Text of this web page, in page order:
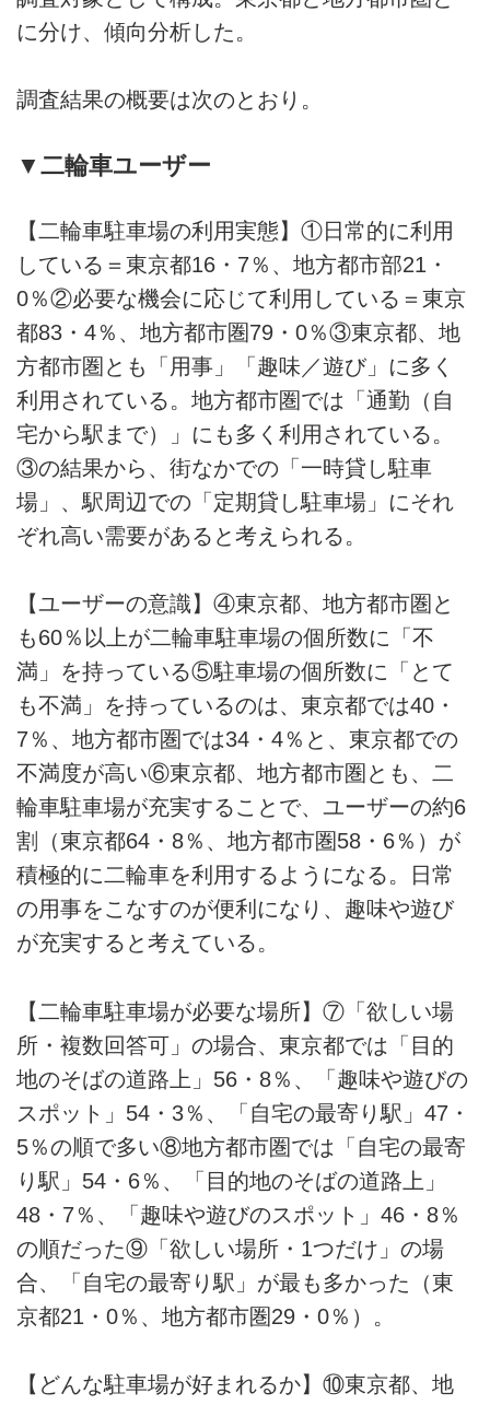
に分け、傾向分析した。
調査結果の概要は次のとおり。
▼二輪車ユーザー
【二輪車駐車場の利用実態】①日常的に利用
している＝東京都16・7％、地方都市部21・
0％②必要な機会に応じて利用している＝東京
都83・4％、地方都市圏79・0％③東京都、地
方都市圏とも「用事」「趣味／遊び」に多く
利用されている。地方都市圏では「通勤（自
宅から駅まで）」にも多く利用されている。
③の結果から、街なかでの「一時貸し駐車
場」、駅周辺での「定期貸し駐車場」にそれ
ぞれ高い需要があると考えられる。
【ユーザーの意識】④東京都、地方都市圏と
も60％以上が二輪車駐車場の個所数に「不
満」を持っている⑤駐車場の個所数に「とて
も不満」を持っているのは、東京都では40・
7％、地方都市圏では34・4％と、東京都での
不満度が高い⑥東京都、地方都市圏とも、二
輪車駐車場が充実することで、ユーザーの約6
割（東京都64・8％、地方都市圏58・6％）が
積極的に二輪車を利用するようになる。日常
の用事をこなすのが便利になり、趣味や遊び
が充実すると考えている。
【二輪車駐車場が必要な場所】⑦「欲しい場
所・複数回答可」の場合、東京都では「目的
地のそばの道路上」56・8％、「趣味や遊びの
スポット」54・3％、「自宅の最寄り駅」47・
5％の順で多い⑧地方都市圏では「自宅の最寄
り駅」54・6％、「目的地のそばの道路上」
48・7％、「趣味や遊びのスポット」46・8％
の順だった⑨「欲しい場所・1つだけ」の場
合、「自宅の最寄り駅」が最も多かった（東
京都21・0％、地方都市圏29・0％）。
【どんな駐車場が好まれるか】⑩東京都、地